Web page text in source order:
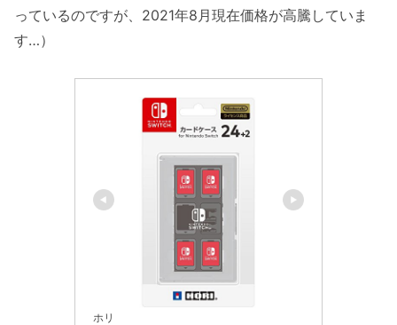
っているのですが、2021年8月現在価格が高騰していま
す…）
ホリ